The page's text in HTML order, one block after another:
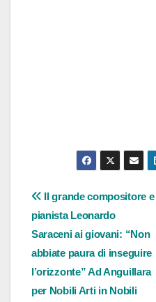
Navigazione
articoli
Il grande compositore e
pianista Leonardo
Saraceni ai giovani: “Non
abbiate paura di inseguire
l’orizzonte” Ad Anguillara
per Nobili Arti in Nobili